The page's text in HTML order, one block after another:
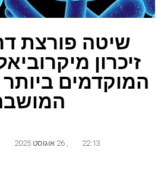
שיטה פורצת
זיכרון
המוקדמים
22:13